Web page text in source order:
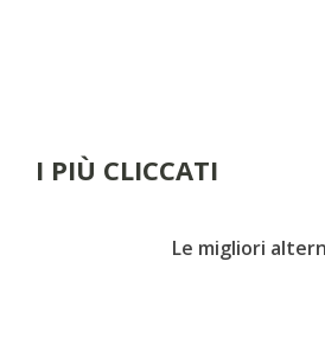
I PIÙ CLICCATI
Le migliori